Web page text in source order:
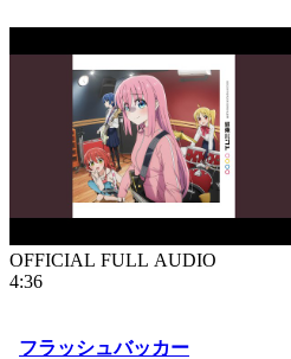
OFFICIAL FULL AUDIO
4:36
フラッシュバッカー